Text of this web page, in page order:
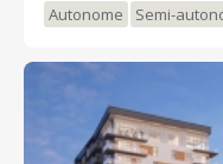
Autonome Semi-